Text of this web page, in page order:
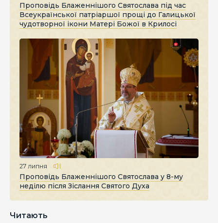
Проповідь Блаженнішого Святослава під час
Всеукраїнської патріаршої прощі до Галицької
чудотворної ікони Матері Божої в Крилосі
27 липня
Проповідь Блаженнішого Святослава у 8-му
неділю після Зіслання Святого Духа
Читають